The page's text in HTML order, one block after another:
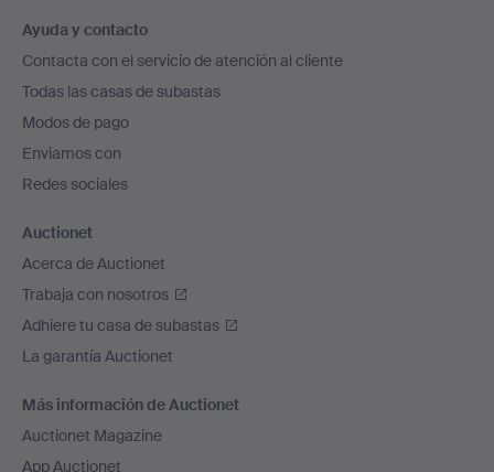
en
el
pie
de
página
Ayuda y contacto
Contacta con el servicio de atención al cliente
Todas las casas de subastas
Modos de pago
Enviamos con
Redes sociales
Auctionet
Acerca de Auctionet
Trabaja con nosotros
Adhiere tu casa de subastas
La garantía Auctionet
Más información de Auctionet
Auctionet Magazine
App Auctionet